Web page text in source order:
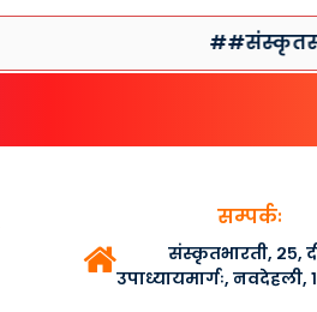
सम्पर्कः
संस्कृतभारती, २५,
उपाध्यायमार्गः, नवदेहली,